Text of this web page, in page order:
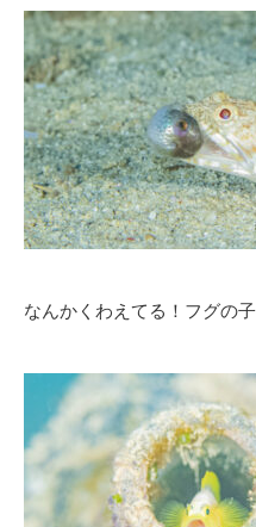
なんかくわえてる！フグの子